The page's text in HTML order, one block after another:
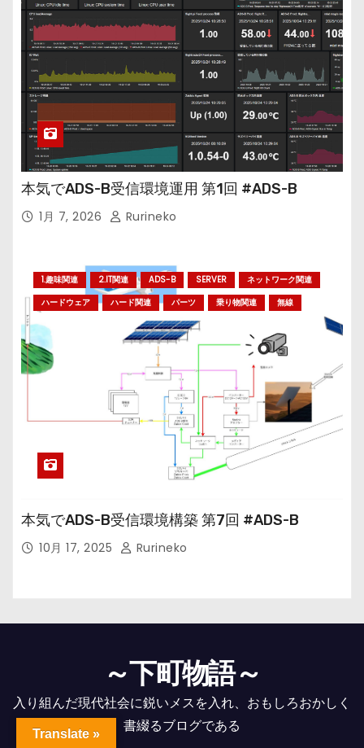
本気でADS-B受信環境運用 第1回 #ADS-B
1月 7, 2026 Rurineko
1.趣味関連 2.IT関連 ADS-B SERVER
ネットワーク関連
ハードウェア
ハード関連 パーツ 乗り物関連 無線
本気でADS-B受信環境構築 第7回 #ADS-B
10月 17, 2025 Rurineko
～下町物語～
入り組んだ現代社会に鋭いメスを入れ、おもしろおかしく
書綴るブログである
Translate »